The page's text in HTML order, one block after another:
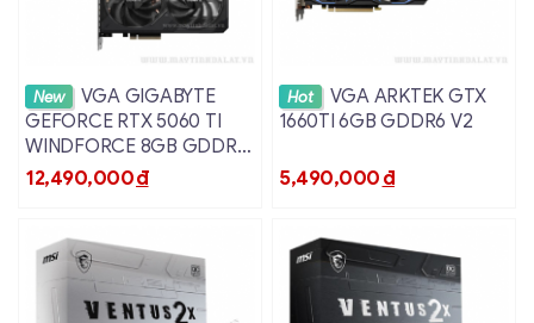
Xem chi tiết
New
VGA GIGABYTE
GEFORCE RTX 5060 TI
WINDFORCE 8GB GDDR7
(GV-N506TWF2-8GD)
12,490,000đ
Xem chi tiết
Hot
VGA ARKTEK GTX
1660TI 6GB GDDR6 V2
5,490,000đ